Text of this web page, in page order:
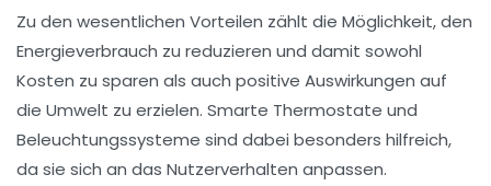
Zu den wesentlichen Vorteilen zählt die Möglichkeit, den
Energieverbrauch zu reduzieren und damit sowohl
Kosten zu sparen als auch positive Auswirkungen auf
die Umwelt zu erzielen. Smarte Thermostate und
Beleuchtungssysteme sind dabei besonders hilfreich,
da sie sich an das Nutzerverhalten anpassen.